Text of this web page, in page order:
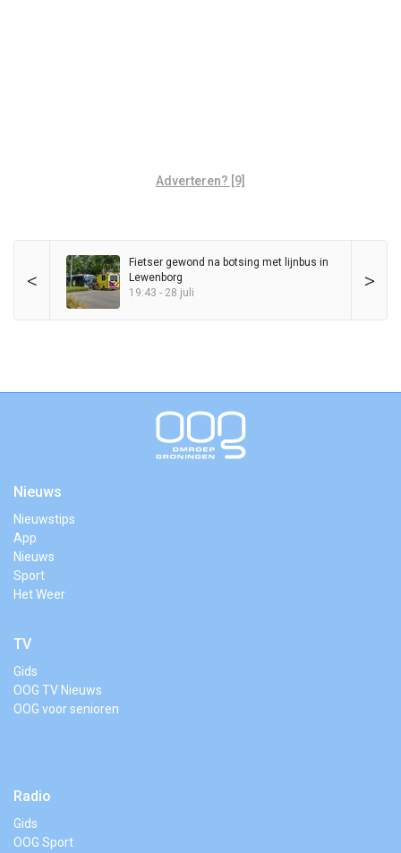
Adverteren? [9]
< >
Fietser gewond na botsing met lijnbus in
Lewenborg
19:43 - 28 juli
Nieuws
Nieuwstips
App
Nieuws
Sport
Het Weer
TV
Gids
OOG TV Nieuws
OOG voor senioren
Radio
Gids
OOG Sport